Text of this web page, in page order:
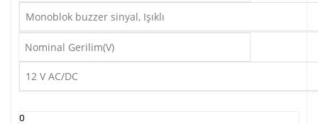
Monoblok buzzer sinyal, Işıklı
Nominal Gerilim(V)
12 V AC/DC
0